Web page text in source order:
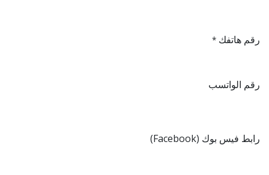
رقم هاتفك *
رقم الواتسب
رابط فيس بوك (Facebook)